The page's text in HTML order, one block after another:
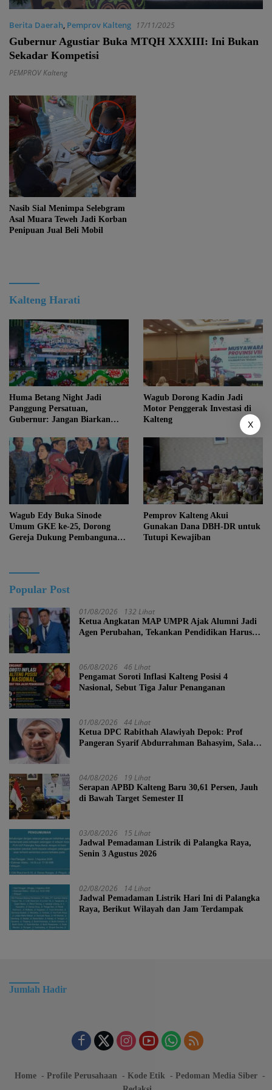
Berita Daerah Pemprov Kalteng 17/11/2025
Gubernur Agustiar Buka MTQH XXXIII: Ini Bukan
Sekadar Kompetisi
PEMPROV Kalteng
Nasib Sial Menimpa Selebgram
Asal Muara Teweh Jadi Korban
Penipuan Jual Beli Mobil
Kalteng Harati
Huma Betang Night Jadi
Panggung Persatuan,
Gubernur: Jangan Biarkan
Kalteng
Wagub Dorong Kadin Jadi
Motor Penggerak Investasi di
Kalteng
Wagub Edy Buka Sinode
Umum GKE ke-25, Dorong
Gereja Dukung Pembangunan
Pemprov Kalteng Akui
Gunakan Dana DBH-DR untuk
Tutupi Kewajiban
Popular Post
01/08/2026 132 Lihat
Ketua Angkatan MAP UMPR Ajak Alumni Jadi
Agen Perubahan, Tekankan Pendidikan Harus
06/08/2026 46 Lihat
Pengamat Soroti Inflasi Kalteng Posisi 4
Nasional, Sebut Tiga Jalur Penanganan
01/08/2026 44 Lihat
Ketua DPC Rabithah Alawiyah Depok: Prof
Pangeran Syarif Abdurrahman Bahasyim, Salah
04/08/2026 19 Lihat
Serapan APBD Kalteng Baru 30,61 Persen, Jauh
di Bawah Target Semester II
03/08/2026 15 Lihat
Jadwal Pemadaman Listrik di Palangka Raya,
Senin 3 Agustus 2026
02/08/2026 14 Lihat
Jadwal Pemadaman Listrik Hari Ini di Palangka
Raya, Berikut Wilayah dan Jam Terdampak
Jumlah Hadir
Home Profile Perusahaan Kode Etik
Pedoman Media Siber
X